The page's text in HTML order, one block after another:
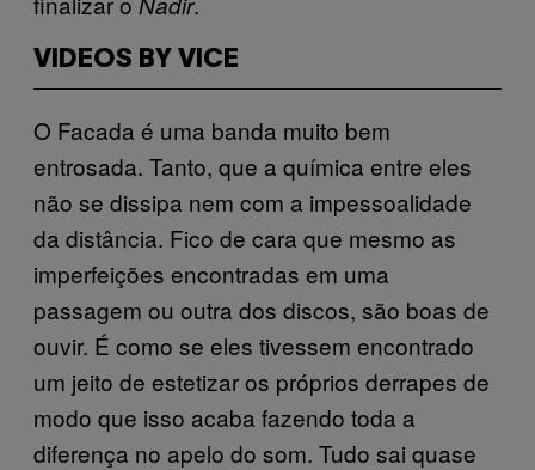
VIDEOS BY VICE
O Facada é uma banda muito bem
entrosada. Tanto, que a química entre eles
não se dissipa nem com a impessoalidade
da distância. Fico de cara que mesmo as
imperfeições encontradas em uma
passagem ou outra dos discos, são boas de
ouvir. É como se eles tivessem encontrado
um jeito de estetizar os próprios derrapes de
modo que isso acaba fazendo toda a
diferença no apelo do som. Tudo sai quase